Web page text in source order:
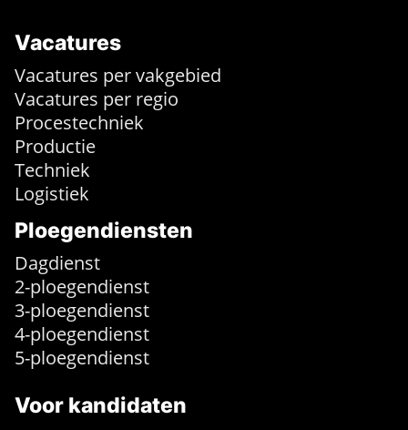
Vacatures
Vacatures per vakgebied
Vacatures per regio
Procestechniek
Productie
Techniek
Logistiek
Ploegendiensten
Dagdienst
2-ploegendienst
3-ploegendienst
4-ploegendienst
5-ploegendienst
Voor kandidaten